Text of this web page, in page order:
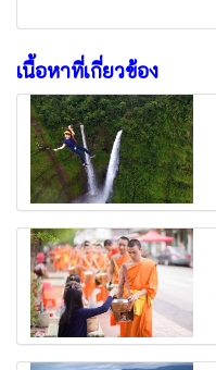
เนื้อหาที่เกี่ยวข้อง